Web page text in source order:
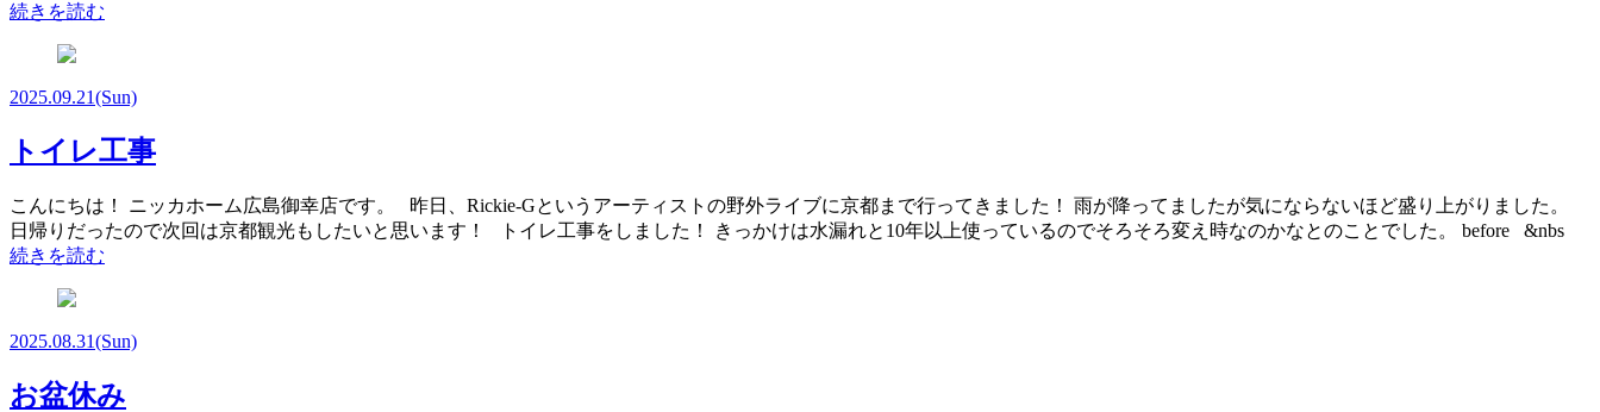
続きを読む
2025.09.21(Sun)
トイレ工事
こんにちは！ ニッカホーム広島御幸店です。 昨日、Rickie-Gというアーティストの野外ライブに京都まで行ってきました！ 雨が降ってましたが気にならないほど盛り上がりました。
日帰りだったので次回は京都観光もしたいと思います！ トイレ工事をしました！ きっかけは水漏れと10年以上使っているのでそろそろ変え時なのかなとのことでした。 before &nbs
続きを読む
2025.08.31(Sun)
お盆休み